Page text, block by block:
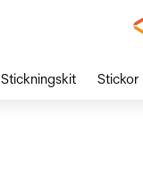
Stickningskit Stickor